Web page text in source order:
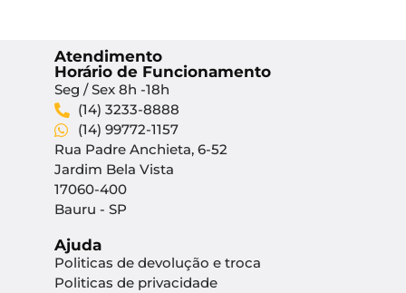
Atendimento
Horário de Funcionamento
Seg / Sex 8h -18h
(14) 3233-8888
(14) 99772-1157
Rua Padre Anchieta, 6-52
Jardim Bela Vista
17060-400
Bauru - SP
Ajuda
Politicas de devolução e troca
Politicas de privacidade